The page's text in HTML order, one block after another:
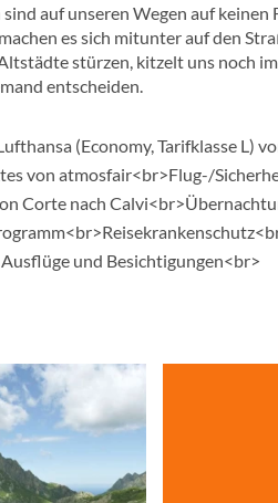
auf unseren Wegen auf keinen
es sich mitunter auf den
stürzen, kitzelt uns noch
entscheiden.
(Economy, Tarifklasse L)
von atmosfair<br>Flug-/
Corte nach
und Besichtigungen<br>